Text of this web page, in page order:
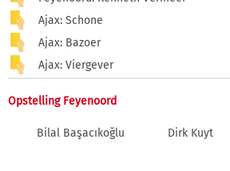
Ajax: Schone
Ajax: Bazoer
Ajax: Viergever
Opstelling Feyenoord
Bilal Başacıkoğlu Dirk Kuyt